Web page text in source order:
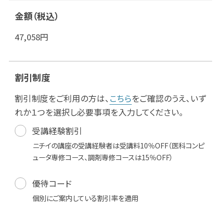
金額（税込）
47,058円
割引制度
割引制度をご利用の方は、 こちらをご確認のうえ、いず
れか１つを選択し必要事項を入力してください。
受講経験割引
ニチイの講座の受講経験者は受講料10％OFF（医科コンピ
ュータ専修コース、調剤専修コースは15％OFF）
優待コード
個別にご案内している割引率を適用